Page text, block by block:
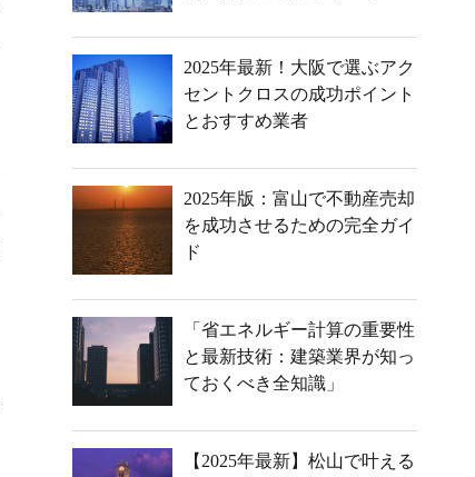
2025年最新！大阪で選ぶアク
セントクロスの成功ポイント
とおすすめ業者
2025年版：富山で不動産売却
を成功させるための完全ガイ
ド
「省エネルギー計算の重要性
と最新技術：建築業界が知っ
ておくべき全知識」
【2025年最新】松山で叶える